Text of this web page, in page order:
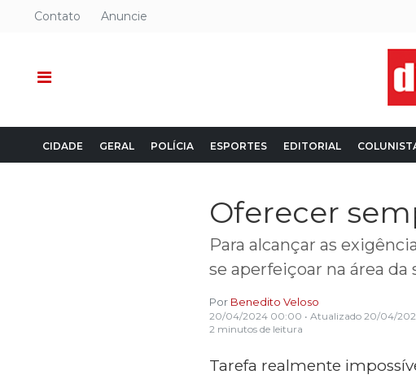
Contato Anuncie
CIDADE GERAL POLÍCIA ESPORTES EDITORIAL
Oferecer
Para alcançar as
se aperfeiçoar na área da
Por Benedito Veloso
20/04/2024 00:00 • Atualizado 20/04/
2 minutos de leitura
Tarefa realmente